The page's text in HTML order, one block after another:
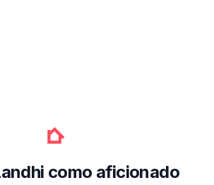
como aficionado